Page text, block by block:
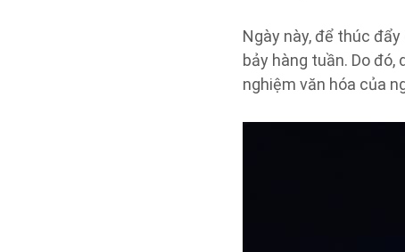
Ngày này, để thúc
bảy hàng tuần. Do
nghiệm văn hóa của